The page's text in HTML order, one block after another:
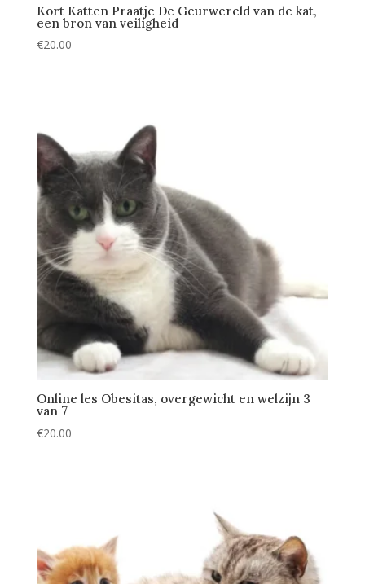
Kort Katten Praatje De Geurwereld van de kat,
een bron van veiligheid
€20.00
Online les Obesitas, overgewicht en welzijn 3
van 7
€20.00